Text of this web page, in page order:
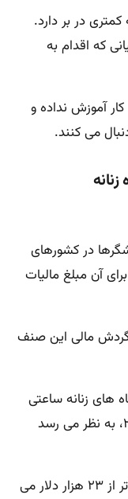
در بر دارد.
که اقدام به
آموزش نداده و
می کنند.
در کشورهای
آن مبلغ مالیات
گردش مالی این صنف
های زنانه ساعتی
حدود ده دلار است. مطابق آمار سال ۲۰۱۳، به نظر می رسد
سالانه آرایشگران در آمریکا به مبالغی بالاتر از ۲۳ هزار دلار می